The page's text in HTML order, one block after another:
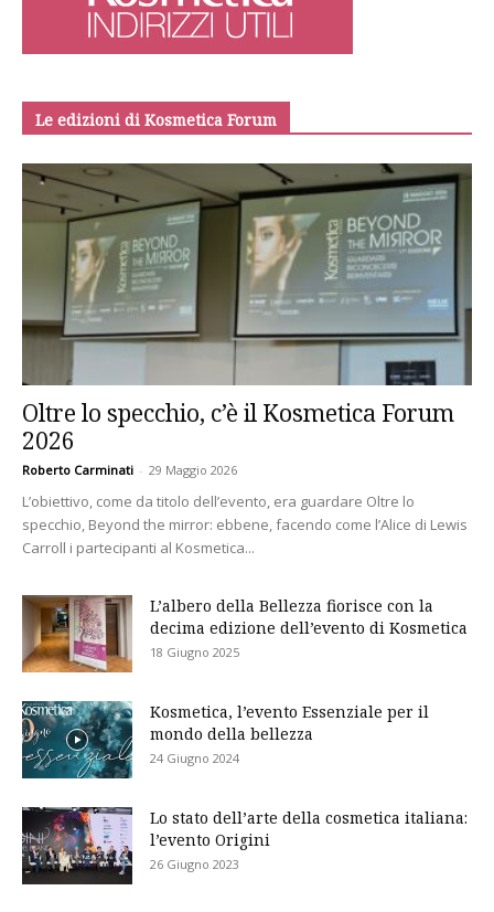
Le edizioni di Kosmetica Forum
Oltre lo specchio, c’è il Kosmetica Forum
2026
Roberto Carminati - 29 Maggio 2026
L’obiettivo, come da titolo dell’evento, era guardare Oltre lo
specchio, Beyond the mirror: ebbene, facendo come l’Alice di Lewis
Carroll i partecipanti al Kosmetica...
L’albero della Bellezza fiorisce con la
decima edizione dell’evento di Kosmetica
18 Giugno 2025
Kosmetica, l’evento Essenziale per il
mondo della bellezza
24 Giugno 2024
Lo stato dell’arte della cosmetica italiana:
l’evento Origini
26 Giugno 2023